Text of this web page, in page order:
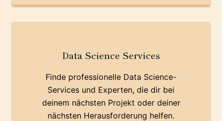
Data Science Services
Finde professionelle Data Science-
Services und Experten, die dir bei
deinem nächsten Projekt oder deiner
nächsten Herausforderung helfen.